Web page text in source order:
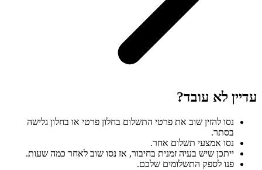
עדיין לא עובד?
נסו להזין שוב את פרטי התשלום בחלון פרטי או בחלון גלישה
בסתר.
נסו אמצעי תשלום אחר.
ייתכן שיש בעיה זמנית בחיבור, אז נסו שוב לאחר כמה שעות.
פנו לספק התשלומים שלכם.